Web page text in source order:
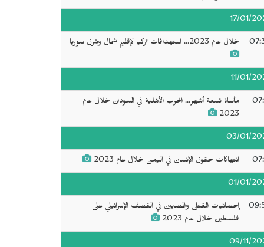
17/01/
خلال عام 2023... استهدافات تركيا لإقليم شمال وشرق سوريا
11/01/
مأساة تسعة أشهر... الحرب الأهلية في السودان خلال عام
2023
03/01/
انتهاكات حقوق الإنسان في اليمن خلال عام 2023
01/01/
إحصائيات القتلى والمصابين في القصف الإسرائيلي على
فلسطين خلال عام 2023
09/11/